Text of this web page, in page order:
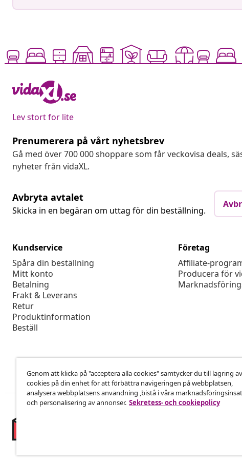
Lev stort for lite
Prenumerera på vårt nyhetsbrev
Gå med över 700 000 shoppare som får veckovisa deals,
nyheter från vidaXL.
Avbryta avtalet
Skicka in en begäran om uttag för din beställning.
Kundservice
Spåra din beställning
Mitt konto
Betalning
Frakt & Leverans
Retur
Produktinformation
Beställ
Företag
Affiliate-
Producera för
Genom att klicka på "acceptera alla cookies" samtycker du till lagring av
cookies på din enhet för att förbättra navigeringen på webbplatsen,
analysera webbplatsens användning ,bistå i våra
och personalisering av annonser. Sekretess- och cookiepolicy